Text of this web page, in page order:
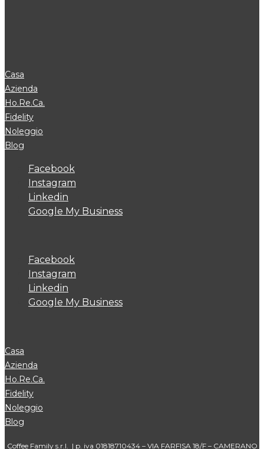
Casa
Azienda
Ho.Re.Ca.
Fidelity
Noleggio
Blog
Facebook
Instagram
Linkedin
Google My Business
Facebook
Instagram
Linkedin
Google My Business
Casa
Azienda
Ho.Re.Ca.
Fidelity
Noleggio
Blog
Coffee Family s.r.l. | p. iva 01818710434 – VIA FARFISA 18/F – CAMERANO